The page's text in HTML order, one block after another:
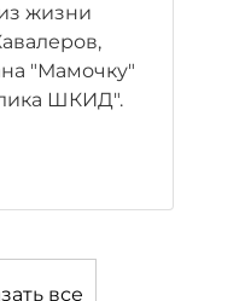
жизни
"Мамочку"
ШКИД".
все